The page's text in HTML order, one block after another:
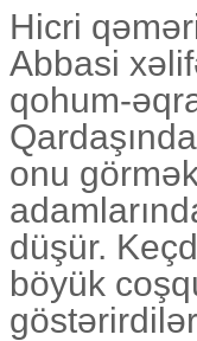
Hicri
Abbasi
qohum-
onu
düşür.
böyük